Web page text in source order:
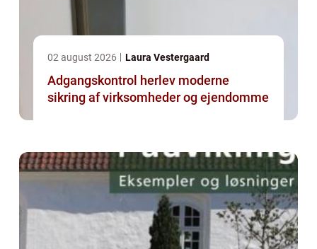
02 august 2026 Laura Vestergaard
Adgangskontrol herlev moderne
sikring af virksomheder og ejendomme